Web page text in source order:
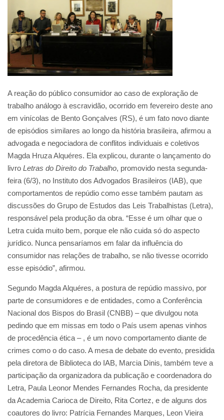
A reação do público consumidor ao caso de exploração de
trabalho análogo à escravidão, ocorrido em fevereiro deste ano
em vinícolas de Bento Gonçalves (RS), é um fato novo diante
de episódios similares ao longo da história brasileira, afirmou a
advogada e negociadora de conflitos individuais e coletivos
Magda Hruza Alquéres. Ela explicou, durante o lançamento do
livro Letras do Direito do Trabalho, promovido nesta segunda-
feira (6/3), no Instituto dos Advogados Brasileiros (IAB), que
comportamentos de repúdio como esse também pautam as
discussões do Grupo de Estudos das Leis Trabalhistas (Letra),
responsável pela produção da obra. “Esse é um olhar que o
Letra cuida muito bem, porque ele não cuida só do aspecto
jurídico. Nunca pensaríamos em falar da influência do
consumidor nas relações de trabalho, se não tivesse ocorrido
esse episódio”, afirmou.
Segundo Magda Alquéres, a postura de repúdio massivo, por
parte de consumidores e de entidades, como a Conferência
Nacional dos Bispos do Brasil (CNBB) – que divulgou nota
pedindo que em missas em todo o País usem apenas vinhos
de procedência ética – , é um novo comportamento diante de
crimes como o do caso. A mesa de debate do evento, presidida
pela diretora de Biblioteca do IAB, Marcia Dinis, também teve a
participação da organizadora da publicação e coordenadora do
Letra, Paula Leonor Mendes Fernandes Rocha, da presidente
da Academia Carioca de Direito, Rita Cortez, e de alguns dos
coautores do livro: Patrícia Fernandes Marques, Leon Vieira